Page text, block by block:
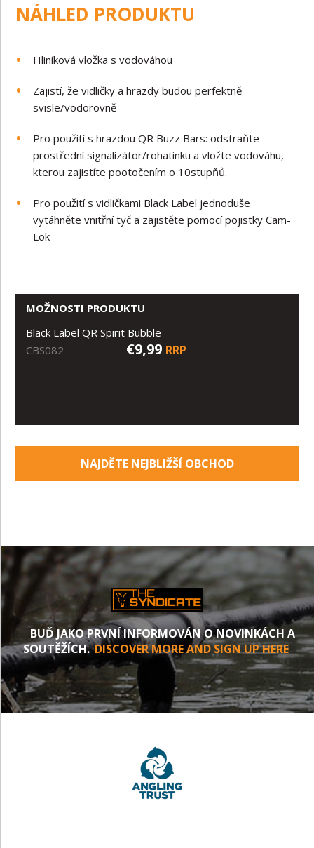
NÁHLED PRODUKTU
Hliníková vložka s vodováhou
Zajistí, že vidličky a hrazdy budou perfektně
svisle/vodorovně
Pro použití s hrazdou QR Buzz Bars: odstraňte
prostřední signalizátor/rohatinku a vložte vodováhu,
kterou zajistíte pootočením o 10stupňů.
Pro použití s vidličkami Black Label jednoduše
vytáhněte vnitřní tyč a zajistěte pomocí pojistky Cam-
Lok
MOŽNOSTI PRODUKTU
Black Label QR Spirit Bubble
CBS082
€9,99 RRP
NAJDĚTE NEJBLIŽŠÍ OBCHOD
BUĎ JAKO PRVNÍ INFORMOVÁN O NOVINKÁCH A
SOUTĚŽÍCH.DISCOVER MORE AND SIGN UP HERE